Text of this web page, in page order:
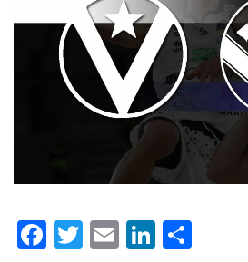
Facebook
Twitter
Email